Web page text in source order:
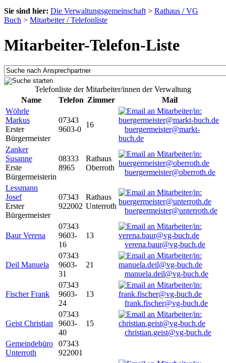
Sie sind hier: Die Verwaltungsgemeinschaft > Rathaus / VG
Buch > Mitarbeiter / Telefonliste
Mitarbeiter-Telefon-Liste
Telefonliste der Mitarbeiter/innen der Verwaltung
Name
Telefon Zimmer
Mail
Wöhrle
Markus
Erster
Bürgermeister
07343
9603-0
16
buergermeister@markt-
buch.de
Zanker
Susanne
Erste
Bürgermeisterin
08333
8965
Rathaus
Oberroth
buergermeister@oberroth.de
Lessmann
Josef
Erster
Bürgermeister
07343
922002
Rathaus
Unterroth
buergermeister@unterroth.de
Baur Verena
07343
9603-
16
13
verena.baur@vg-buch.de
Deil Manuela
07343
9603-
31
21
manuela.deil@vg-buch.de
Fischer Frank
07343
9603-
24
13
frank.fischer@vg-buch.de
Geist Christian
07343
9603-
40
15
christian.geist@vg-buch.de
Gemeindebüro
Unterroth
07343
922001